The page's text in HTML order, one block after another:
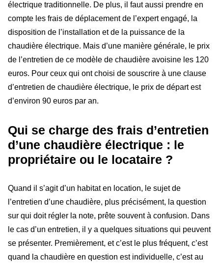
électrique traditionnelle. De plus, il faut aussi prendre en
compte les frais de déplacement de l’expert engagé, la
disposition de l’installation et de la puissance de la
chaudière électrique. Mais d’une manière générale, le prix
de l’entretien de ce modèle de chaudière avoisine les 120
euros. Pour ceux qui ont choisi de souscrire à une clause
d’entretien de chaudière électrique, le prix de départ est
d’environ 90 euros par an.
Qui se charge des frais d’entretien
d’une chaudière électrique : le
propriétaire ou le locataire ?
Quand il s’agit d’un habitat en location, le sujet de
l’entretien d’une chaudière, plus précisément, la question
sur qui doit régler la note, prête souvent à confusion. Dans
le cas d’un entretien, il y a quelques situations qui peuvent
se présenter. Premièrement, et c’est le plus fréquent, c’est
quand la chaudière en question est individuelle, c’est au